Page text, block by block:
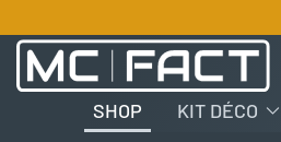
SHOP KIT DÉCO